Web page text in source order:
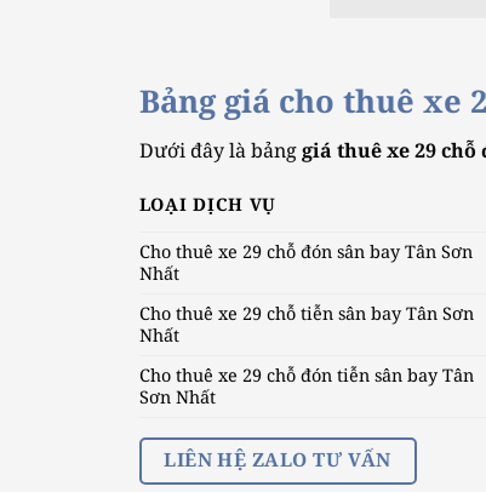
Bảng giá cho thuê xe
Dưới đây là bảnggiá thuê xe 29
LOẠI DỊCH VỤ
Cho thuê xe 29 chỗ đón sân bay Tân Sơn
Nhất
Cho thuê xe 29 chỗ tiễn sân bay Tân Sơn
Nhất
Cho thuê xe 29 chỗ đón tiễn sân bay Tân
Sơn Nhất
LIÊN HỆ ZALO TƯ VẤN